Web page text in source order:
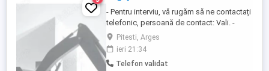
- Pentru interviu, vă rugăm să ne contactați
telefonic, persoană de contact: Vali. -
Lucrări civile și industriale pe raza
județului Argeș. - Transport zilnic asigurat
de la, pana la domiciliu. - Nu este permis
consumul de alcool înainte sau în timpul
Pitesti, Arges
ieri 21:34
Telefon validat